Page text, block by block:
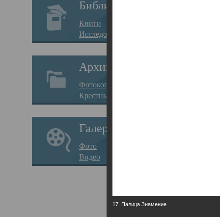
Библиотека
Книги
Исследования
Архив
Фотокопии дел
Крестные ходы
Галерея
Фото
Видео
17. Палица Знамение.